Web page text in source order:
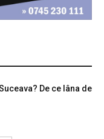
De ce lâna de